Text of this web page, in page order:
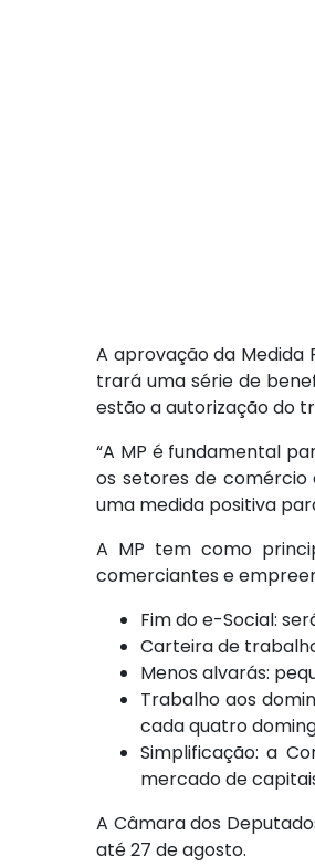
A aprovação da Medida
trará uma série de
estão a autorização do
“A MP é fundamental
os setores de comércio
uma medida positiva
A MP tem como
comerciantes e
Fim do e-Social:
Carteira de
Menos alvarás:
Trabalho aos
cada quatro
Simplificação: a
mercado de
A Câmara dos
até 27 de agosto.